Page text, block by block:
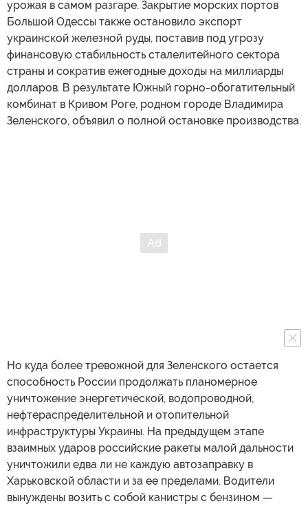
урожая в самом разгаре. Закрытие морских портов
Большой Одессы также остановило экспорт
украинской железной руды, поставив под угрозу
финансовую стабильность сталелитейного сектора
страны и сократив ежегодные доходы на миллиарды
долларов. В результате Южный горно-обогатительный
комбинат в Кривом Роге, родном городе Владимира
Зеленского, объявил о полной остановке производства.
Но куда более тревожной для Зеленского остается
способность России продолжать планомерное
уничтожение энергетической, водопроводной,
нефтераспределительной и отопительной
инфраструктуры Украины. На предыдущем этапе
взаимных ударов российские ракеты малой дальности
уничтожили едва ли не каждую автозаправку в
Харьковской области и за ее пределами. Водители
вынуждены возить с собой канистры с бензином —